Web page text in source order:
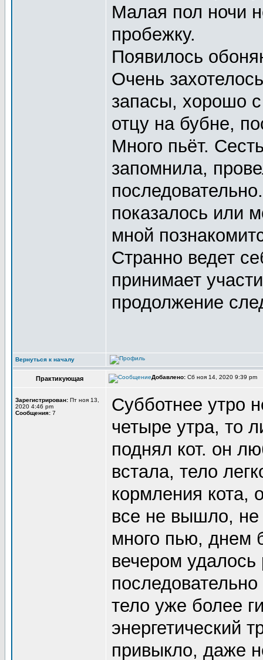
Малая пол ночи
пробежку.
Появилось
Очень
запасы, хорошо
отцу на бубне,
Много пьёт.
запомнила,
показалось или
мной
Странно ведет
принимает
продолжение
Вернуться к началу
Практикующая Добавлено: Сб ноя 14, 2020 9:39 pm
Зарегистрирован: Пт ноя 13,
2020 4:46 pm
Сообщения: 7
Субботнее утро
четыре утра, то
поднял кот. он
встала, тело
кормления кота,
все не вышло, не
много пью, днем
вечером удалось
тело уже более
энергетический
привыкло, даже